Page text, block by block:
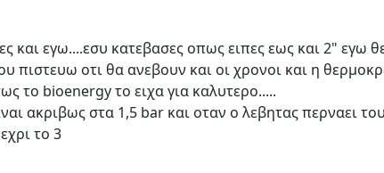
και εγω....εσυ κατεβασες οπως ειπες εως και 2" εγω
πιστευω οτι θα ανεβουν και οι χρονοι και η
το bioenergy το ειχα για καλυτερο.....
ακριβως στα 1,5 bar και οταν ο λεβητας περναει
το 3